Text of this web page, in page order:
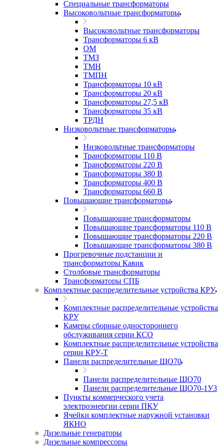
Специальные трансформаторы
Высоковольтные трансформаторы
Высоковольтные трансформаторы
Трансформаторы 6 кВ
ОМ
ТМЗ
ТМН
ТМПН
Трансформаторы 10 кВ
Трансформаторы 20 кВ
Трансформаторы 27,5 кВ
Трансформаторы 35 кВ
ТРДН
Низковольтные трансформаторы
Низковольтные трансформаторы
Трансформаторы 110 В
Трансформаторы 220 В
Трансформаторы 380 В
Трансформаторы 400 В
Трансформаторы 660 В
Повышающие трансформаторы
Повышающие трансформаторы
Повышающие трансформаторы 110 В
Повышающие трансформаторы 220 В
Повышающие трансформаторы 380 В
Прогревочные подстанции и
трансформаторы Кавик
Столбовые трансформаторы
Трансформаторы СПБ
Комплектные распределительные устройства КРУ
Комплектные распределительные устройства
КРУ
Камеры сборные одностороннего
обслуживания серии КСО
Комплектные распределительные устройства
серии КРУ-Т
Панели распределительные ЩО70
Панели распределительные ЩО70
Панели распределительные ЩО70-1У3
Пункты коммерческого учета
электроэнергии серии ПКУ
Ячейки комплектные наружной установки
ЯКНО
Дизельные генераторы
Дизельные компрессоры